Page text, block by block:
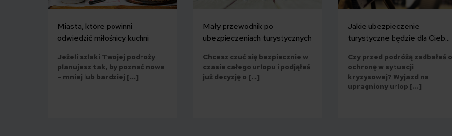
Miasta, które powinni
odwiedzić miłośnicy kuchni
Jeżeli szlaki Twojej podroży
planujesz tak, by poznać nowe
– mniej lub bardziej […]
Mały przewodnik po
ubezpieczeniach turystycznych
Chcesz czuć się bezpiecznie w
czasie całego urlopu i podjąłeś
już decyzję o […]
Jakie ubezpieczenie
turystyczne będzie dla Cieb...
Czy przed podróżą zadbałeś o
ochronę w sytuacji
kryzysowej? Wyjazd na
upragniony urlop […]